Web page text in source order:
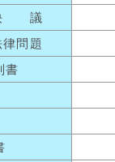
議
律問題
書